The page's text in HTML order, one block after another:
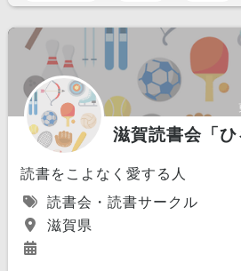
滋賀読書会「ひ
読書をこよなく愛する人
読書会・読書サークル
滋賀県